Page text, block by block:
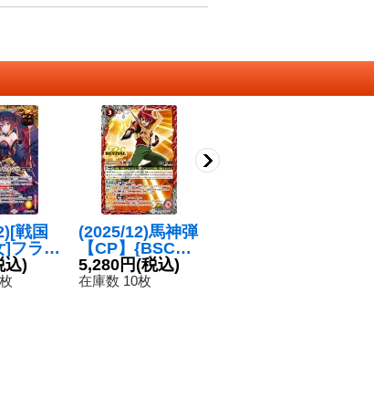
戦国
]フラ
リア
込)
(2025/12)馬神弾
【CP】{BSC50-
CP01}《赤》
5,280円(税込)
在庫数 10枚